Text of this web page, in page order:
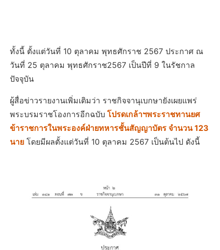
ทั้งนี้ ตั้งแต่วันที่ 10 ตุลาคม พุทธศักราช 2567 ประกาศ ณ
วันที่ 25 ตุลาคม พุทธศักราช2567 เป็นปีที่ 9 ในรัชกาล
ปัจจุบัน
ผู้สื่อข่าวรายงานเพิ่มเติมว่า ราชกิจจานุเบกษายังเผยแพร่
พระบรมราชโองการอีกฉบับ โปรดเกล้าฯพระราชทานยศ
ข้าราชการในพระองค์ฝ่ายทหารชั้นสัญญาบัตร จำนวน 123
นาย โดยมีผลตั้งแต่วันที่ 10 ตุลาคม 2567 เป็นต้นไป ดังนี้